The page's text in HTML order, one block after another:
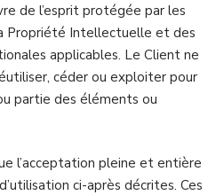
de l’esprit protégée par les
Propriété Intellectuelle et des
applicables. Le Client ne
céder ou exploiter pour
partie des éléments ou
l’acceptation pleine et entière
ci-après décrites. Ces